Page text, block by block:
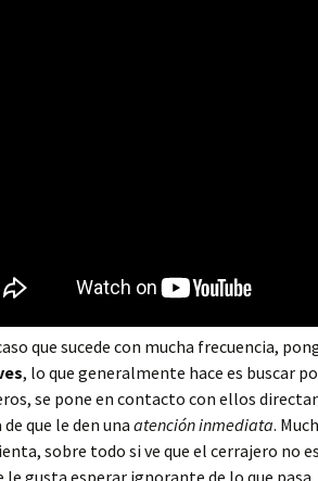
Alfara del
Alfarp
Alfarrasí
Alfauir
que sucede con mucha frecuencia,
, lo que generalmente hace es buscar
se pone en contacto con ellos
que le den una atención inmediata.
sobre todo si ve que el cerrajero no
le gusta esperar ignorante de lo que